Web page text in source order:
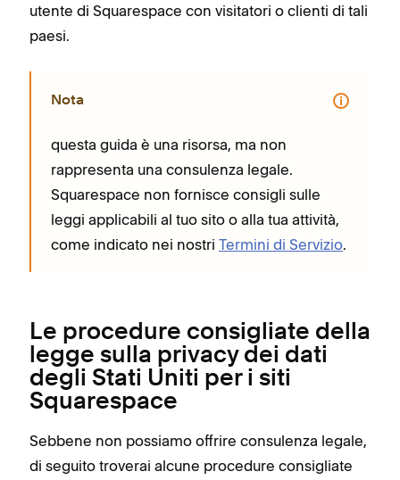
utente di Squarespace con visitatori o clienti di tali
paesi.
Nota
questa guida è una risorsa, ma non
rappresenta una consulenza legale.
Squarespace non fornisce consigli sulle
leggi applicabili al tuo sito o alla tua attività,
come indicato nei nostri Termini di Servizio.
Le procedure consigliate della
legge sulla privacy dei dati
degli Stati Uniti per i siti
Squarespace
Sebbene non possiamo offrire consulenza legale,
di seguito troverai alcune procedure consigliate